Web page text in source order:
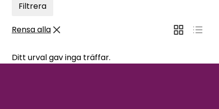
Filtrera
Rensa alla
Ditt urval gav inga träffar.